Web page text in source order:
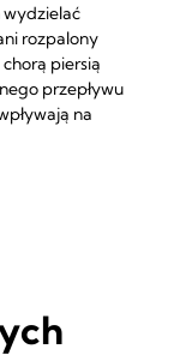
wydzielać
rozpalony
piersią
przepływu
na